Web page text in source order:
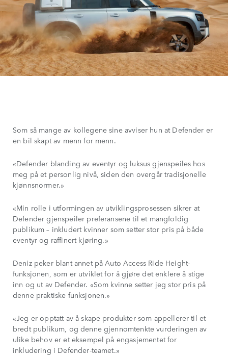
Som så mange av kollegene sine avviser hun at Defender er
en bil skapt av menn for menn.
«Defender blanding av eventyr og luksus gjenspeiles hos
meg på et personlig nivå, siden den overgår tradisjonelle
kjønnsnormer.»
«Min rolle i utformingen av utviklingsprosessen sikrer at
Defender gjenspeiler preferansene til et mangfoldig
publikum – inkludert kvinner som setter stor pris på både
eventyr og raffinert kjøring.»
Deniz peker blant annet på Auto Access Ride Height-
funksjonen, som er utviklet for å gjøre det enklere å stige
inn og ut av Defender. «Som kvinne setter jeg stor pris på
denne praktiske funksjonen.»
«Jeg er opptatt av å skape produkter som appellerer til et
bredt publikum, og denne gjennomtenkte vurderingen av
ulike behov er et eksempel på engasjementet for
inkludering i Defender-teamet.»